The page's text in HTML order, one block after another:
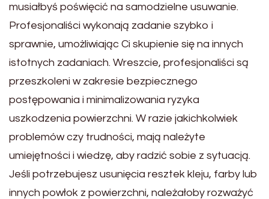
musiałbyś poświęcić na samodzielne usuwanie.
Profesjonaliści wykonają zadanie szybko i
sprawnie, umożliwiając Ci skupienie się na innych
istotnych zadaniach. Wreszcie, profesjonaliści są
przeszkoleni w zakresie bezpiecznego
postępowania i minimalizowania ryzyka
uszkodzenia powierzchni. W razie jakichkolwiek
problemów czy trudności, mają należyte
umiejętności i wiedzę, aby radzić sobie z sytuacją.
Jeśli potrzebujesz usunięcia resztek kleju, farby lub
innych powłok z powierzchni, należałoby rozważyć